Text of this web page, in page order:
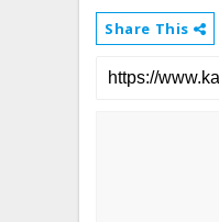
Share This